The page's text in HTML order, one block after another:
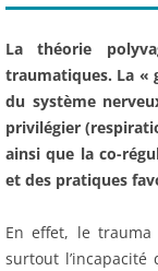
La théorie
traumatiques. La «
du système
privilégier
ainsi que la co-
et des pratiques
En effet, le trauma
surtout